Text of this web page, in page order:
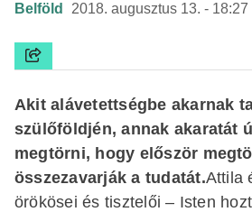
Belföld 2018. augusztus 13. - 18:27
Akit alávetettségbe akarnak
szülőföldjén, annak akaratát
megtörni, hogy először
összezavarják a tudatát.Attila
örökösei és tisztelői – Isten